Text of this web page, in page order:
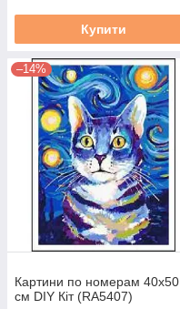
Купити
–14%
Картини по номерам 40х50
см DIY Кіт (RA5407)